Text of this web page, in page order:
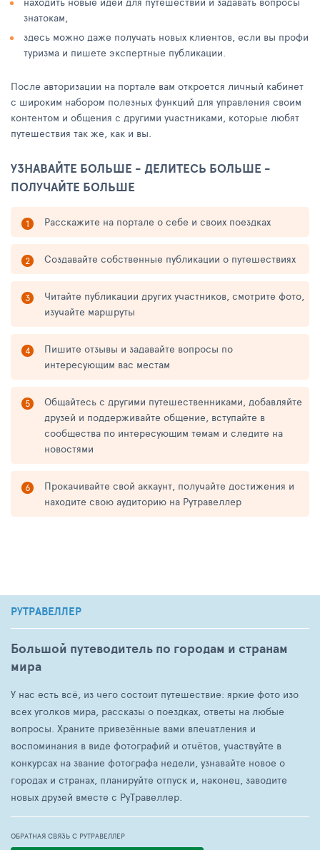
знатокам,
здесь можно даже получать новых клиентов, если вы профи
туризма и пишете экспертные публикации.
После авторизации на портале вам откроется личный кабинет
с широким набором полезных функций для управления своим
контентом и общения с другими участниками, которые любят
путешествия так же, как и вы.
УЗНАВАЙТЕ БОЛЬШЕ - ДЕЛИТЕСЬ БОЛЬШЕ -
ПОЛУЧАЙТЕ БОЛЬШЕ
Расскажите на портале о себе и своих поездках
Создавайте собственные публикации о путешествиях
Читайте публикации других участников, смотрите фото,
изучайте маршруты
Пишите отзывы и задавайте вопросы по
интересующим вас местам
Общайтесь с другими путешественниками, добавляйте
друзей и поддерживайте общение, вступайте в
сообщества по интересующим темам и следите на
новостями
Прокачивайте свой аккаунт, получайте достижения и
находите свою аудиторию на Рутравеллер
РУТРАВЕЛЛЕР
Большой путеводитель по городам и странам
мира
У нас есть всё, из чего состоит путешествие: яркие фото изо
всех уголков мира, рассказы о поездках, ответы на любые
вопросы. Храните привезённые вами впечатления и
воспоминания в виде фотографий и отчётов, участвуйте в
конкурсах на звание фотографа недели, узнавайте новое о
городах и странах, планируйте отпуск и, наконец, заводите
новых друзей вместе с РуТравеллер.
ОБРАТНАЯ СВЯЗЬ С РУТРАВЕЛЛЕР